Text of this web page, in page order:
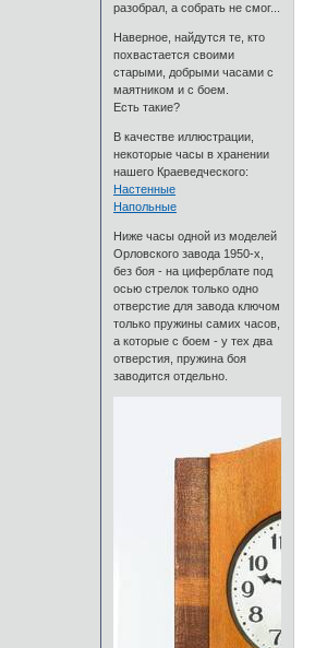
разобрал, а собрать не смог...
Наверное, найдутся те, кто
похвастается своими
старыми, добрыми часами с
маятником и с боем.
Есть такие?
В качестве иллюстрации,
некоторые часы в хранении
нашего Краеведческого:
Настенные
Напольные
Ниже часы одной из моделей
Орловского завода 1950-х,
без боя - на циферблате под
осью стрелок только одно
отверстие для завода ключом
только пружины самих часов,
а которые с боем - у тех два
отверстия, пружина боя
заводится отдельно.